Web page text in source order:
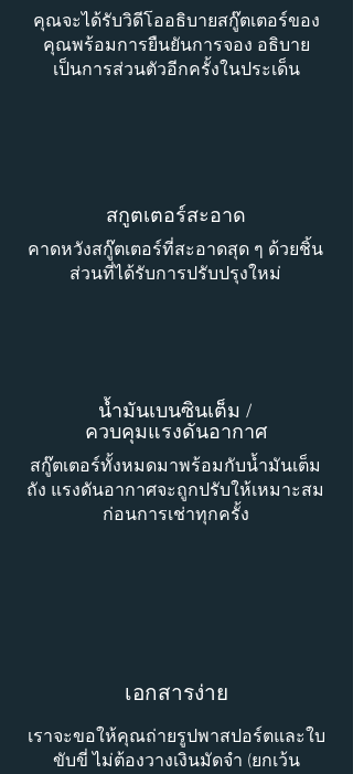
คุณจะได้รับวิดีโออธิบายสกู๊ตเตอร์ของ
คุณพร้อมการยืนยันการจอง อธิบาย
เป็นการส่วนตัวอีกครั้งในประเด็น
สกูตเตอร์สะอาด
คาดหวังสกู๊ตเตอร์ที่สะอาดสุด ๆ ด้วยชิ้น
ส่วนที่ได้รับการปรับปรุงใหม่
น้ำมันเบนซินเต็ม /
ควบคุมแรงดันอากาศ
สกู๊ตเตอร์ทั้งหมดมาพร้อมกับน้ำมันเต็ม
ถัง แรงดันอากาศจะถูกปรับให้เหมาะสม
ก่อนการเช่าทุกครั้ง
เอกสารง่าย
เราจะขอให้คุณถ่ายรูปพาสปอร์ตและใบ
ขับขี่ ไม่ต้องวางเงินมัดจำ (ยกเว้น